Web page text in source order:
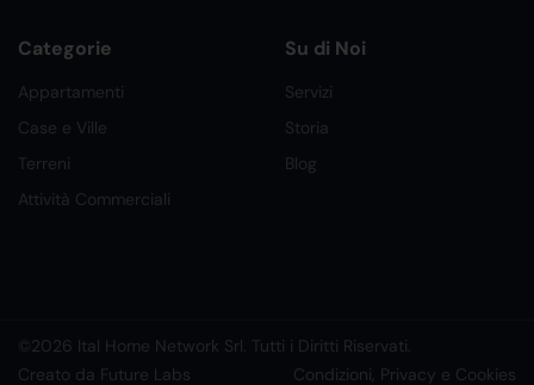
Categorie
Appartamenti
Case e Ville
Terreni
Attività Commerciali
Su di Noi
Servizi
Storia
Blog
©2026 Ital Home Network Srl. Tutti i Diritti Riservati.
Creato da Future Labs
Condizioni, Privacy e Cookies